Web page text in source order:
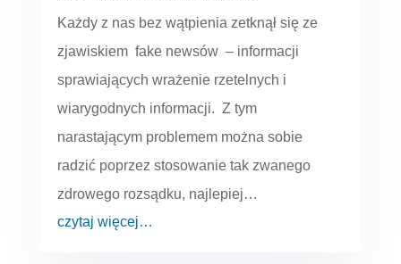
Każdy z nas bez wątpienia zetknął się ze
zjawiskiem fake newsów – informacji
sprawiających wrażenie rzetelnych i
wiarygodnych informacji. Z tym
narastającym problemem można sobie
radzić poprzez stosowanie tak zwanego
zdrowego rozsądku, najlepiej…
czytaj więcej…